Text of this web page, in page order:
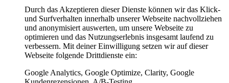
Durch das Akzeptieren dieser Dienste können wir das Klick-
und Surfverhalten innerhalb unserer Webseite nachvollziehen
und anonymisiert auswerten, um unsere Webseite zu
optimieren und das Nutzungserlebnis insgesamt laufend zu
verbessern. Mit deiner Einwilligung setzen wir auf dieser
Webseite folgende Drittdienste ein:
Google Analytics, Google Optimize, Clarity, Google